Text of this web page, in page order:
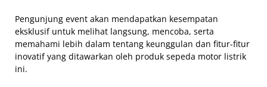
Pengunjung event akan mendapatkan kesempatan
eksklusif untuk melihat langsung, mencoba, serta
memahami lebih dalam tentang keunggulan dan fitur-fitur
inovatif yang ditawarkan oleh produk sepeda motor listrik
ini.